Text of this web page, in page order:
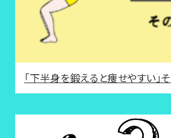
「下半身を鍛えると痩せやすい」